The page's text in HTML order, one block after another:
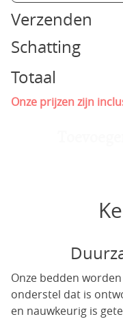
Verzenden
Schatting
Totaal
Onze prijzen zijn
Onze bedden
onderstel dat is
en nauwkeurig is